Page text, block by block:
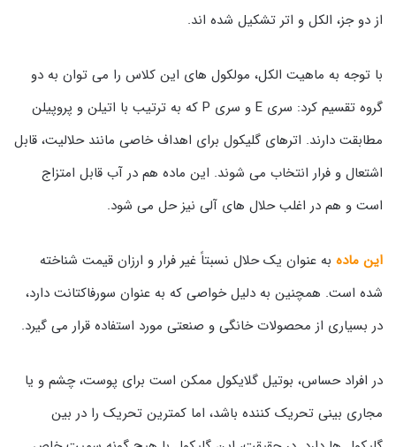
از دو جز، الکل و اتر تشکیل شده اند.
با توجه به ماهیت الکل، مولکول های این کلاس را می توان به دو
گروه تقسیم کرد: سری E و سری P که به ترتیب با اتیلن و پروپیلن
مطابقت دارند. اترهای گلیکول برای اهداف خاصی مانند حلالیت، قابل
اشتعال و فرار انتخاب می شوند. این ماده هم در آب قابل امتزاج
است و هم در اغلب حلال های آلی نیز حل می شود.
این ماده به عنوان یک حلال نسبتاً غیر فرار و ارزان قیمت شناخته
شده است. همچنین به دلیل خواصی که به عنوان سورفاکتانت دارد،
در بسیاری از محصولات خانگی و صنعتی مورد استفاده قرار می گیرد.
در افراد حساس، بوتیل گلایکول ممکن است برای پوست، چشم و یا
مجاری بینی تحریک کننده باشد، اما کمترین تحریک را در بین